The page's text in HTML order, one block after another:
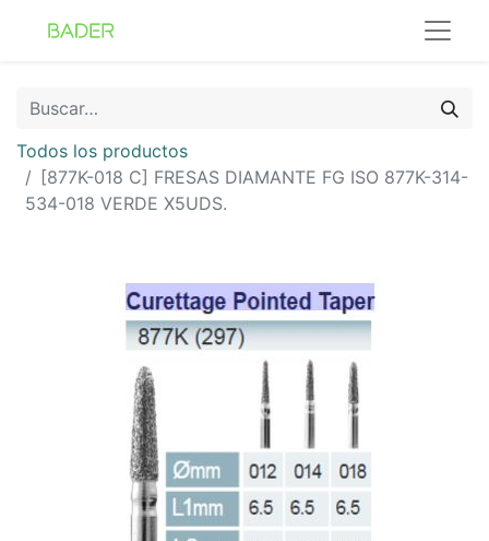
Todos los productos
[877K-018 C] FRESAS DIAMANTE FG ISO 877K-314-
534-018 VERDE X5UDS.